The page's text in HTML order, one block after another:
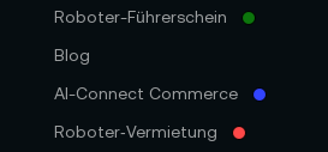
Roboter-Führerschein
Blog
AI-Connect Commerce
Roboter‑Vermietung